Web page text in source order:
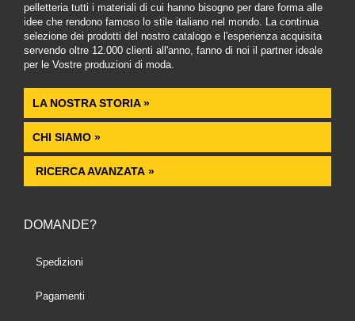
pelletteria tutti i materiali di cui hanno bisogno per dare forma alle
idee che rendono famoso lo stile italiano nel mondo. La continua
selezione dei prodotti del nostro catalogo e l'esperienza acquisita
servendo oltre 12.000 clienti all'anno, fanno di noi il partner ideale
per le Vostre produzioni di moda.
LA NOSTRA STORIA »
CHI SIAMO »
RICERCA AVANZATA »
DOMANDE?
Spedizioni
Pagamenti